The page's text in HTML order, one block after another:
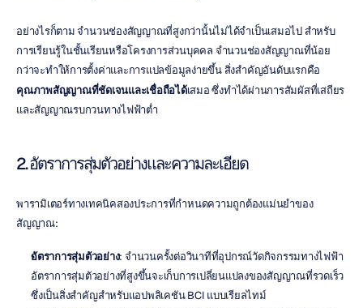
อย่างไรก็ตาม จำนวนช่องสัญญาณที่สูงกว่านั้นไม่ได้จำเป็นเสมอไป สำหรับ
การเรียนรู้ในชั้นเรียนหรือโครงการส่วนบุคคล จำนวนช่องสัญญาณที่น้อย
กว่าจะทำให้การตั้งค่าและการแปลข้อมูลง่ายขึ้น สิ่งสำคัญอันดับแรกคือ
คุณภาพสัญญาณที่ชัดเจนและเชื่อถือได้เสมอ ซึ่งทำได้ผ่านการสัมผัสที่เสถียร
และสัญญาณรบกวนทางไฟฟ้าต่ำ
2. อัตราการสุ่มตัวอย่างและความละเอียด
พารามิเตอร์ทางเทคนิคสองประการที่กำหนดความถูกต้องแม่นยำของ
สัญญาณ:
อัตราการสุ่มตัวอย่าง: จำนวนครั้งต่อวินาทีที่อุปกรณ์วัดกิจกรรมทางไฟฟ้า
อัตราการสุ่มตัวอย่างที่สูงขึ้นจะเก็บการเปลี่ยนแปลงของสัญญาณที่รวดเร็ว
ซึ่งเป็นสิ่งสำคัญสำหรับแอปพลิเคชัน BCI แบบเรียลไทม์